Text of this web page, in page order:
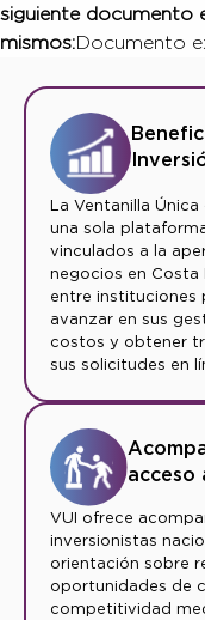
siguiente documento
mismos:Documento
La Ventanilla
una sola
vinculados a la
negocios en Costa
entre instituciones
avanzar en sus
costos y obtener
sus solicitudes en
acceso
VUI ofrece
inversionistas
orientación sobre
oportunidades de
competitividad